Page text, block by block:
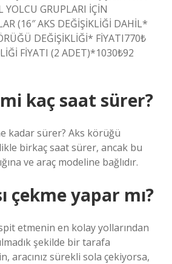
YOLCU GRUPLARI İÇİN
(16″ AKS DEĞİŞİKLİĞİ DAHİL*
DEĞİŞİKLİĞİ* FİYATI770₺
FİYATI (2 ADET)*1030₺92
kaç saat sürer?
kadar sürer? Aks körüğü
birkaç saat sürer, ancak bu
ve araç modeline bağlıdır.
çekme yapar mı?
etmenin en kolay yollarından
şekilde bir tarafa
aracınız sürekli sola çekiyorsa,